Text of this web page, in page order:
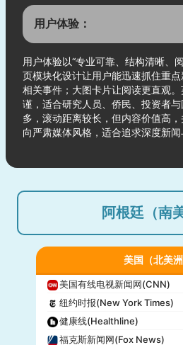
用户体验：
用户体验以“专业可靠、结构清晰、
页模块化设计让用户能迅速抓住重
相关事件；大图卡片让阅读更直观
谨，适合研究人员、侨民、投资者
多，滚动距离较长，但内容价值高
向严肃媒体风格，适合追求深度新闻
阿根廷（南
美国（北美洲
美国有线电视新闻网(CNN)
纽约时报(New York Times)
健康线(Healthline)
福克斯新闻网(Fox News)